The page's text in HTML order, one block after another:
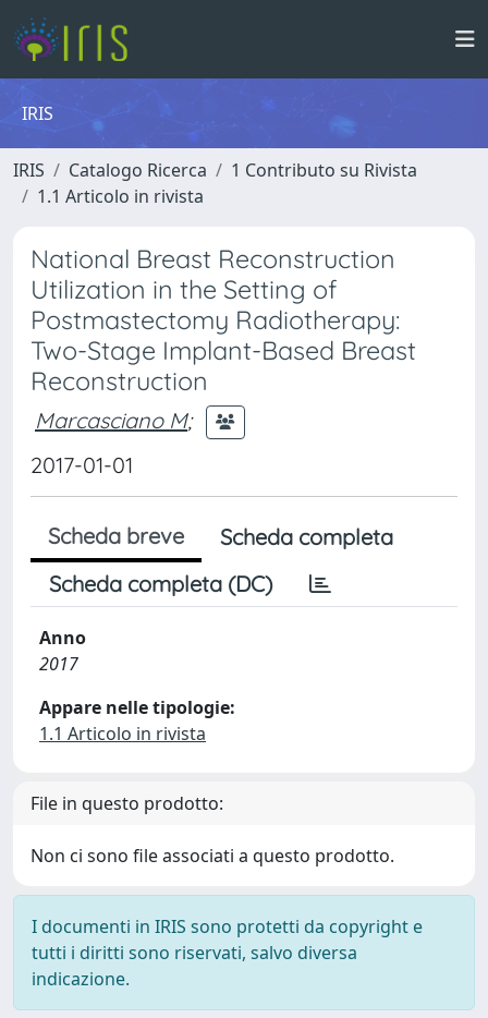
IRIS
IRIS Catalogo Ricerca
1 Contributo su Rivista
1.1 Articolo in rivista
National Breast Reconstruction
Utilization in the Setting of
Postmastectomy Radiotherapy:
Two-Stage Implant-Based Breast
Reconstruction
Marcasciano M;
2017-01-01
Scheda breve
Scheda completa
Scheda completa (DC)
Anno
2017
Appare nelle tipologie:
1.1 Articolo in rivista
File in questo prodotto:
Non ci sono file associati a questo prodotto.
I documenti in IRIS sono protetti da copyright e
tutti i diritti sono riservati, salvo diversa
indicazione.